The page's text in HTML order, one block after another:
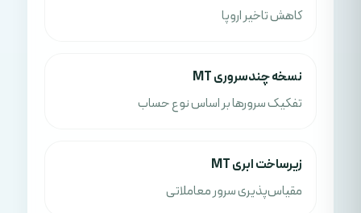
کاهش تاخیر اروپا
نسخه چندسروری MT
تفکیک سرورها بر اساس نوع حساب
زیرساخت ابری MT
مقیاس‌پذیری سرور معاملاتی